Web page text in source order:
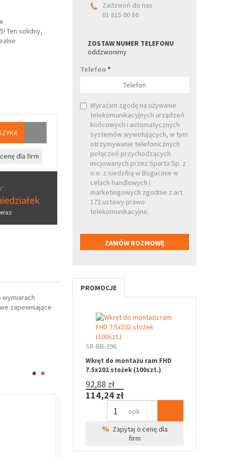
Ten solidny,
dla firm
zapewniające
Zadzwoń do nas
61 815 00 86
ZOSTAW NUMER TELEFONU
oddzwonimy
Telefon*
Wyrażam zgodę na używanie
telekomunikacyjnych urządzeń
końcowych i automatycznych
systemów wywołujących, w tym
otrzymywanie telefonicznych
połączeń przychodzących
inicjowanych przez Sparta Sp. z
o.o. z siedzibą w Bogucinie w
celach handlowych i
marketingowych zgodnie z art.
172 ustawy prawo
telekomunikacyjne.
PROMOCJE
SR-BB-396
Wkręt do montażu ram FHD
7.5x202 stożek (100szt.)
92,88 zł
114,24 zł
opk
% Zapytaj o cenę dla
firm